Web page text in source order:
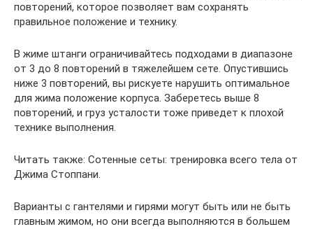
повторений, которое позволяет вам сохранять
правильное положение и технику.
В жиме штанги ограничивайтесь подходами в диапазоне
от 3 до 8 повторений в тяжелейшем сете. Опустившись
ниже 3 повторений, вы рискуете нарушить оптимальное
для жима положение корпуса. Заберетесь выше 8
повторений, и груз усталости тоже приведет к плохой
технике выполнения.
Читать также: Сотенные сеты: тренировка всего тела от
Джима Стоппани.
Варианты с гантелями и гирями могут быть или не быть
главным жимом, но они всегда выполняются в большем